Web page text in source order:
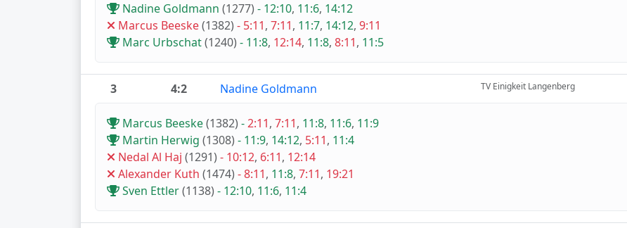
Nadine Goldmann (1277) - 12:10, 11:6, 14:12
Marcus Beeske(1382) - 5:11, 7:11, 11:7, 14:12, 9:11
Marc Urbschat(1240) - 11:8, 12:14, 11:8, 8:11, 11:5
3 4:2 Nadine Goldmann TV Einigkeit Langenberg
Marcus Beeske(1382) -2:11, 7:11, 11:8, 11:6, 11:9
Martin Herwig (1308) - 11:9, 14:12, 5:11, 11:4
Nedal Al Haj (1291) - 10:12, 6:11, 12:14
Alexander Kuth (1474) -8:11, 11:8, 7:11, 19:21
Sven Ettler(1138) - 12:10, 11:6, 11:4